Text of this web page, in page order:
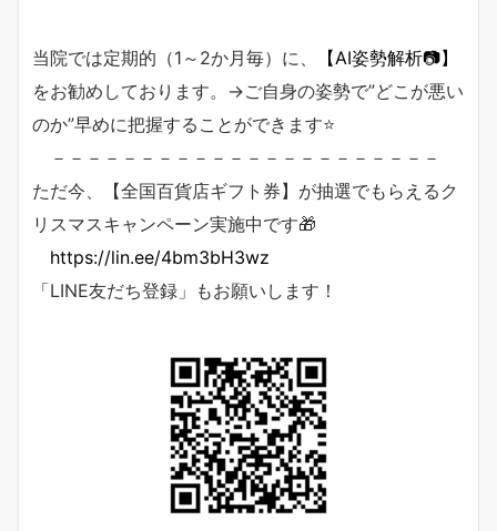
当院では定期的（1～2か月毎）に、
【AI姿勢解析📷】
をお勧めしております。→ご自身の姿勢で”どこが悪い
のか”早めに把握することができます⭐️
－－－－－－－－－－－－－－－－－－－－－－
ただ今、【全国百貨店ギフト券】が抽選でもらえるク
リスマスキャンペーン実施中です🎁
https://lin.ee/4bm3bH3wz
「LINE友だち登録」もお願いします！